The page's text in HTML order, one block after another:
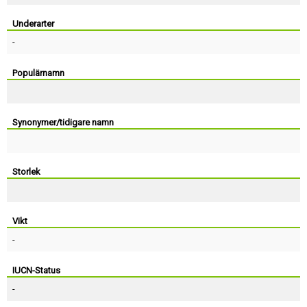
Underarter
-
Populärnamn
Synonymer/tidigare namn
Storlek
Vikt
-
IUCN-Status
-